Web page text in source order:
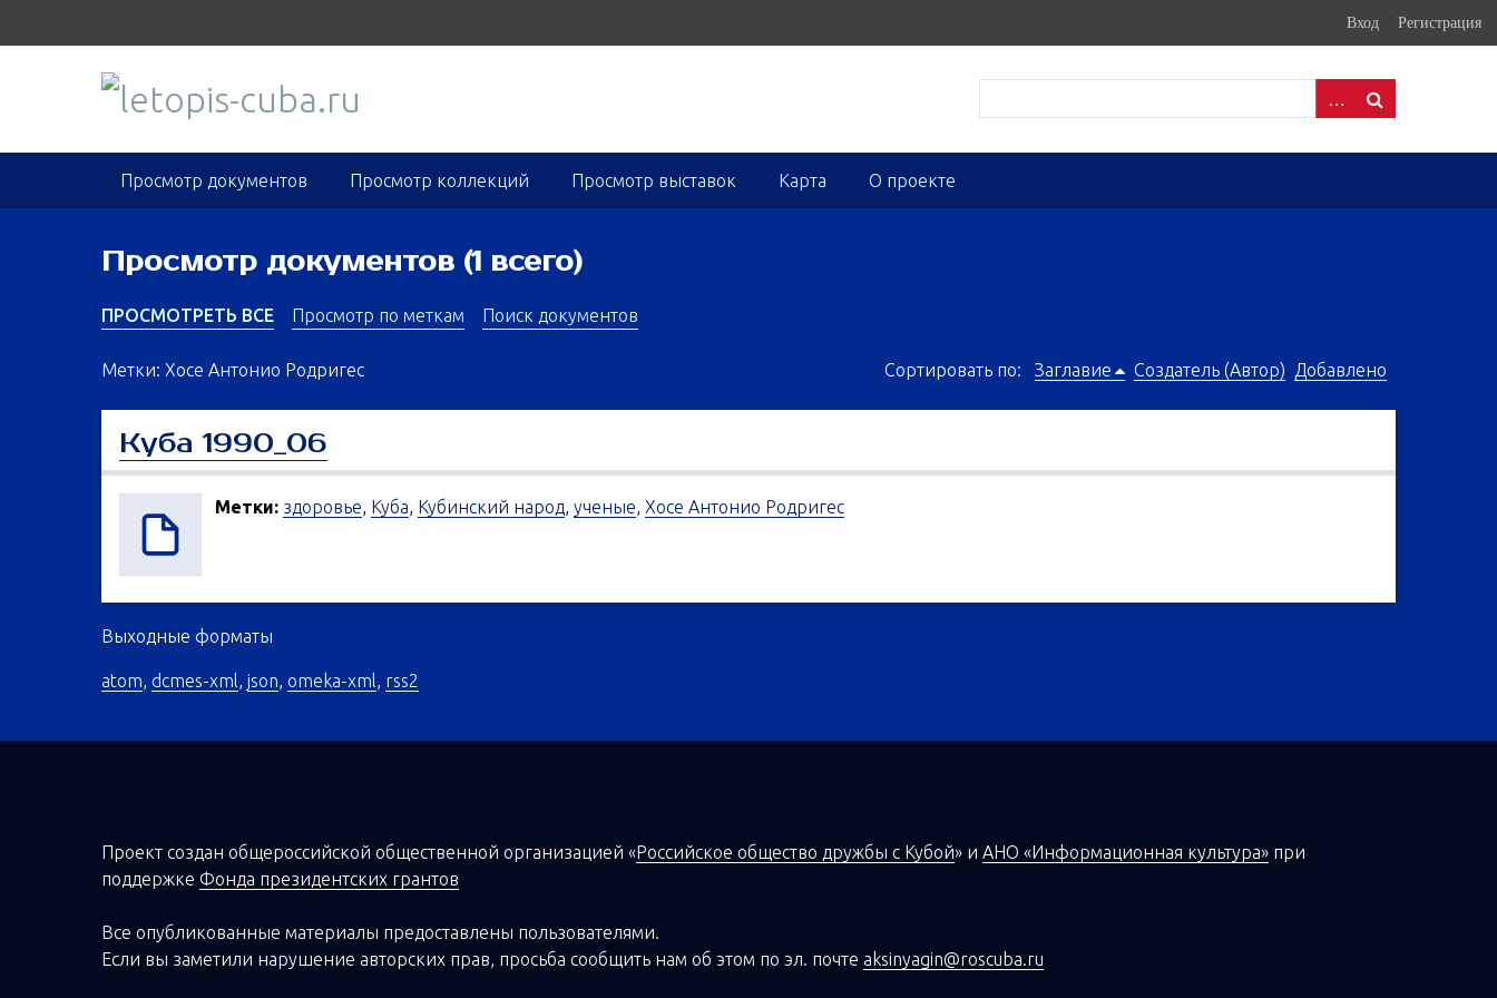
Вход Регистрация
Просмотр документов Просмотр коллекций Просмотр выставок Карта О проекте
Просмотр документов (1 всего)
ПРОСМОТРЕТЬ ВСЕ Просмотр по меткам Поиск документов
Метки: Хосе Антонио Родригес Сортировать по: Заглавие Создатель (Автор) Добавлено
Куба 1990_06
Метки: здоровье, Куба, Кубинский народ,ученые,Хосе Антонио Родригес
Выходные форматы
atom,dcmes-xml,json,omeka-xml, rss2
Проект создан общероссийской общественной организацией«Российское общество дружбы с Кубой» иАНО «Информационная культура» при
поддержкеФонда президентских грантов
Все опубликованные материалы предоставлены пользователями.
Если вы заметили нарушение авторских прав, просьба сообщить нам об этом по эл. почте aksinyagin@roscuba.ru